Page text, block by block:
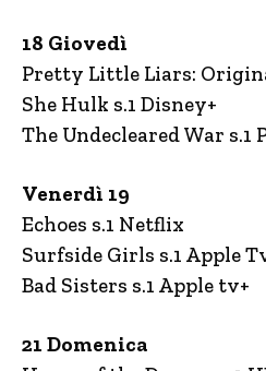
18 Giovedì
Pretty Little Liars:
She Hulk s.1 Disney+
The Undecleared War s.1
Venerdì 19
Echoes s.1 Netflix
Surfside Girls s.1 Apple
Bad Sisters s.1 Apple tv+
21 Domenica